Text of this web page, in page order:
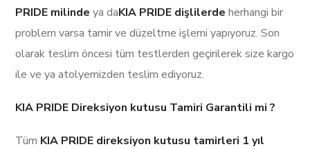
PRIDE milinde ya daKIA PRIDE dişlilerde herhangi bir
problem varsa tamir ve düzeltme işlemi yapıyoruz. Son
olarak teslim öncesi tüm testlerden geçirilerek size kargo
ile ve ya atolyemizden teslim ediyoruz.
KIA PRIDE Direksiyon kutusu Tamiri Garantili mi ?
Tüm KIA PRIDE direksiyon kutusu tamirleri 1 yıl